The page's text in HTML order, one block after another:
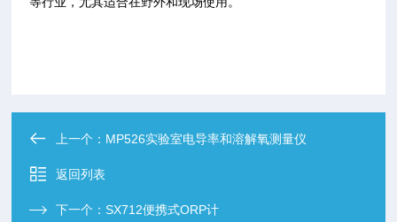
上一个： MP526实验室电导率和溶解氧测量仪
返回列表
下一个：SX712便携式ORP计